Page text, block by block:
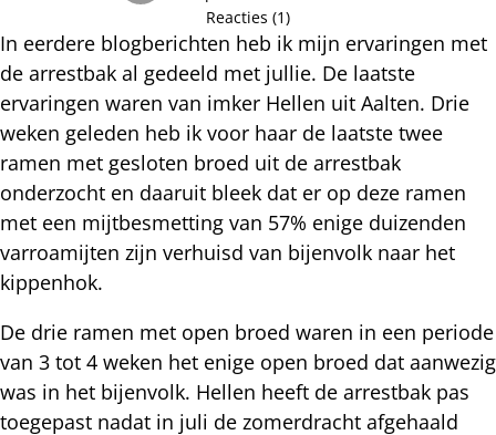
Reacties (1)
In eerdere blogberichten heb ik mijn ervaringen met
de arrestbak al gedeeld met jullie. De laatste
ervaringen waren van imker Hellen uit Aalten. Drie
weken geleden heb ik voor haar de laatste twee
ramen met gesloten broed uit de arrestbak
onderzocht en daaruit bleek dat er op deze ramen
met een mijtbesmetting van 57% enige duizenden
varroamijten zijn verhuisd van bijenvolk naar het
kippenhok.
De drie ramen met open broed waren in een periode
van 3 tot 4 weken het enige open broed dat aanwezig
was in het bijenvolk. Hellen heeft de arrestbak pas
toegepast nadat in juli de zomerdracht afgehaald